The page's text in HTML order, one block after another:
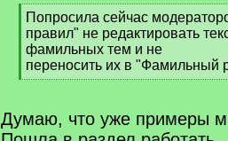
[
q
]
Попросила сейчас
правил" не редактировать
фамильных тем и не
переносить их в "Фамильный
[
q
]
Думаю, что уже примеры